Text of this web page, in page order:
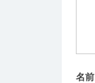
名前